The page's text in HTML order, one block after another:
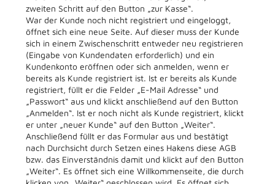
zweiten Schritt auf den Button „zur Kasse“.
War der Kunde noch nicht registriert und eingeloggt,
öffnet sich eine neue Seite. Auf dieser muss der Kunde
sich in einem Zwischenschritt entweder neu registrieren
(Eingabe von Kundendaten erforderlich) und ein
Kundenkonto eröffnen oder sich anmelden, wenn er
bereits als Kunde registriert ist. Ist er bereits als Kunde
registriert, füllt er die Felder „E-Mail Adresse“ und
„Passwort“ aus und klickt anschließend auf den Button
„Anmelden“. Ist er noch nicht als Kunde registriert, klickt
er unter „neuer Kunde“ auf den Button „Weiter“.
Anschließend füllt er das Formular aus und bestätigt
nach Durchsicht durch Setzen eines Hakens diese AGB
bzw. das Einverständnis damit und klickt auf den Button
„Weiter“. Es öffnet sich eine Willkommenseite, die durch